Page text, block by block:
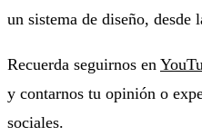
un sistema de diseño,
Recuerda seguirnos en
y contarnos tu opinión o
sociales.